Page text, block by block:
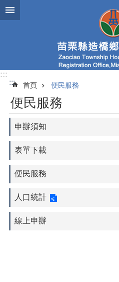
跳到主要內容區塊
:::
:::
首頁 便民服務
便民服務
申辦須知
表單下載
便民服務
人口統計
線上申辦